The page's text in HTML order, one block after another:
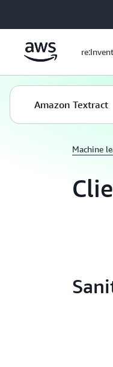
re:Invent
Amazon Textract
Machine